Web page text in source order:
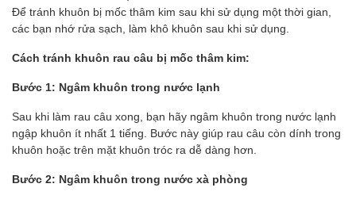
Để tránh khuôn bị mốc thâm kim sau khi sử dụng một thời gian,
các bạn nhớ rửa sạch, làm khô khuôn sau khi sử dụng.
Cách tránh khuôn rau câu bị mốc thâm kim:
Bước 1: Ngâm khuôn trong nước lạnh
Sau khi làm rau câu xong, bạn hãy ngâm khuôn trong nước lạnh
ngập khuôn ít nhất 1 tiếng. Bước này giúp rau câu còn dính trong
khuôn hoặc trên mặt khuôn tróc ra dễ dàng hơn.
Bước 2: Ngâm khuôn trong nước xà phòng